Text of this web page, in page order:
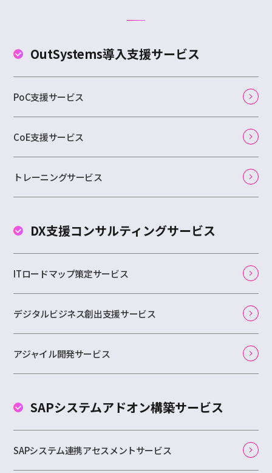
OutSystems導入支援サービス
PoC支援サービス
CoE支援サービス
トレーニングサービス
DX支援コンサルティングサービス
ITロードマップ策定サービス
デジタルビジネス創出支援サービス
アジャイル開発サービス
SAPシステムアドオン構築サービス
SAPシステム連携アセスメントサービス